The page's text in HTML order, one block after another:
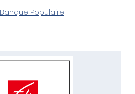
Banque Populaire